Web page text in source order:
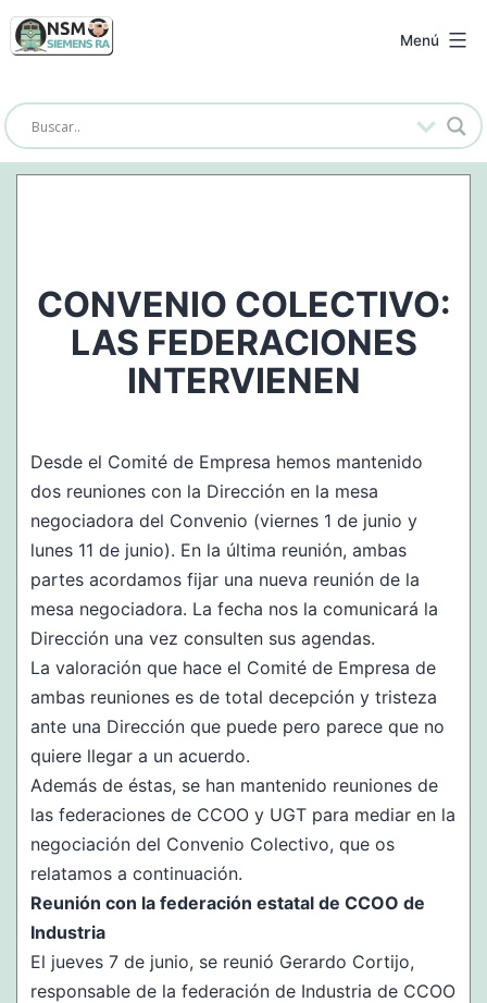
Saltar
NSM
RA
Menú
CONVENIO COLECTIVO:
LAS FEDERACIONES
INTERVIENEN
Desde el Comité de Empresa hemos mantenido
dos reuniones con la Dirección en la mesa
negociadora del Convenio (viernes 1 de junio y
lunes 11 de junio). En la última reunión, ambas
partes acordamos fijar una nueva reunión de la
mesa negociadora. La fecha nos la comunicará la
Dirección una vez consulten sus agendas.
La valoración que hace el Comité de Empresa de
ambas reuniones es de total decepción y tristeza
ante una Dirección que puede pero parece que no
quiere llegar a un acuerdo.
Además de éstas, se han mantenido reuniones de
las federaciones de CCOO y UGT para mediar en la
negociación del Convenio Colectivo, que os
relatamos a continuación.
Reunión con la federación estatal de CCOO de
Industria
El jueves 7 de junio, se reunió Gerardo Cortijo,
responsable de la federación de Industria de CCOO